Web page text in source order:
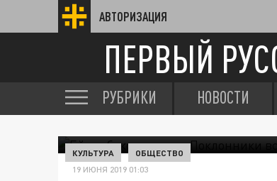
АВТОРИЗАЦИЯ
ПЕРВЫЙ
РУБРИКИ НОВОСТИ
КУЛЬТУРА ОБЩЕСТВО
19 ИЮНЯ 2019 01:03